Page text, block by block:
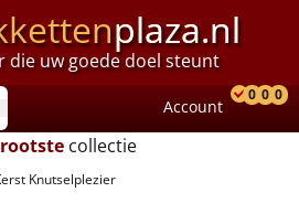
plaza.nl
die uw goede doel steunt
Account
0 0 0
collectie
Knutselplezier